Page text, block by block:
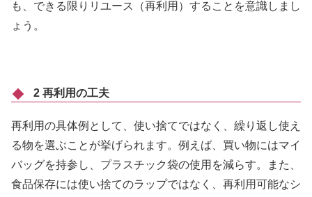
も、できる限りリユース（再利用）することを意識しまし
ょう。
2 再利用の工夫
再利用の具体例として、使い捨てではなく、繰り返し使え
る物を選ぶことが挙げられます。例えば、買い物にはマイ
バッグを持参し、プラスチック袋の使用を減らす。また、
食品保存には使い捨てのラップではなく、再利用可能なシ